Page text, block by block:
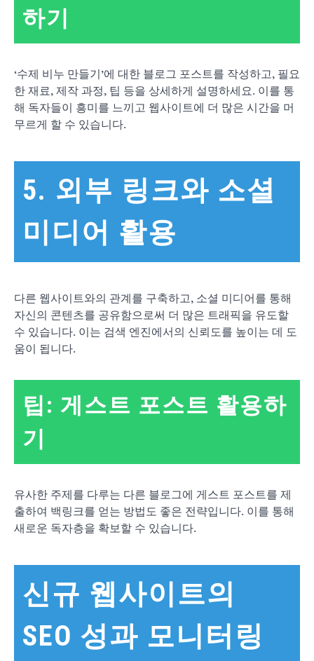
하기
‘수제 비누 만들기’에 대한 블로그 포스트를 작성하고, 필요
한 재료, 제작 과정, 팁 등을 상세하게 설명하세요. 이를 통
해 독자들이 흥미를 느끼고 웹사이트에 더 많은 시간을 머
무르게 할 수 있습니다.
5. 외부 링크와 소셜
미디어 활용
다른 웹사이트와의 관계를 구축하고, 소셜 미디어를 통해
자신의 콘텐츠를 공유함으로써 더 많은 트래픽을 유도할
수 있습니다. 이는 검색 엔진에서의 신뢰도를 높이는 데 도
움이 됩니다.
팁: 게스트 포스트 활용하
기
유사한 주제를 다루는 다른 블로그에 게스트 포스트를 제
출하여 백링크를 얻는 방법도 좋은 전략입니다. 이를 통해
새로운 독자층을 확보할 수 있습니다.
신규 웹사이트의
SEO 성과 모니터링